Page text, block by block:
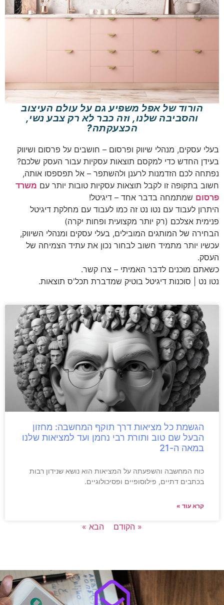
הורוד של אפל משפיע גם על עולם העיצוב
והסביבה שלנו, וזה כבר לא רק צבע נשי,
הכצעקתה?
בעלי עסקים, מנהלי שיווק ופרסום – חושבים על פרסום ושיווק
בעידן החדש כדי למקסם תוצאות עסקיות עבור העסק שלכם?
נפתחה לכם הזדמנות לרענן ולהשתפר – אל תפספסו אותה,
חשוב בתקופה זו לקבל תוצאות עסקיות טובות יותר עם משרד
פרסום שמתמחה בדבר אחד – דיגיטל!
היתרון לעבוד עם נטו נט זה כמו לעבוד עם מחלקת דיגיטל
פנימית אצלכם (רק יותר מקצועית ופחות יקרה)
הבחירה של המותגים המובילים, בעלי עסקים ומנהלי השיווק,
עכשיו יותר מתמיד חשוב לבחור נכון את עתיד הצמיחה של
העסק.
כשאתם מוכנים לדבר האמיתי – צרו קשר.
נטו נט | סוכנות דיגיטל בוטיק שמדברת תכל'ס תוצאות.
הגשמת כל מציאות דרך תוקף המחשבה: מחזון
הבעל שם טוב ותורת רבי נחמן ועד למציאות שלנו
במאה ה-21
כוח המחשבה והשפעתה על המציאות הוא נושא שנידון רבות
בכתבים דתיים, פילוסופיים ופסיכולוגיים.
קרא עוד »
« הקודם הבא »